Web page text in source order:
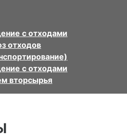
с отходами
отходов
с отходами
вторсырья